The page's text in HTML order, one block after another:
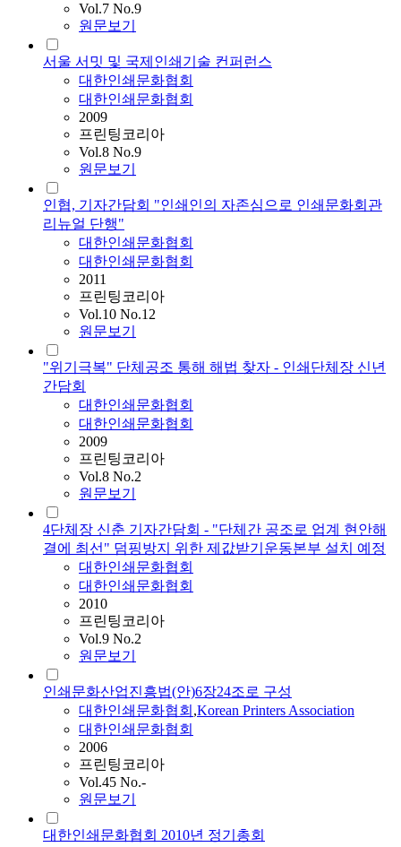
Vol.7 No.9
원문보기
서울 서밋 및 국제인쇄기술 컨퍼런스
대한인쇄문화협회
대한인쇄문화협회
2009
프린팅코리아
Vol.8 No.9
원문보기
인협, 기자간담회 "인쇄인의 자존심으로 인쇄문화회관
리뉴얼 단행"
대한인쇄문화협회
대한인쇄문화협회
2011
프린팅코리아
Vol.10 No.12
원문보기
"위기극복" 단체공조 통해 해법 찾자 - 인쇄단체장 신년
간담회
대한인쇄문화협회
대한인쇄문화협회
2009
프린팅코리아
Vol.8 No.2
원문보기
4단체장 신춘 기자간담회 - "단체간 공조로 업계 현안해
결에 최선" 덤핑방지 위한 제값받기운동본부 설치 예정
대한인쇄문화협회
대한인쇄문화협회
2010
프린팅코리아
Vol.9 No.2
원문보기
인쇄문화산업진흥법(안)6장24조로 구성
대한인쇄문화협회 ,Korean Printers Association
대한인쇄문화협회
2006
프린팅코리아
Vol.45 No.-
원문보기
대한인쇄문화협회 2010년 정기총회